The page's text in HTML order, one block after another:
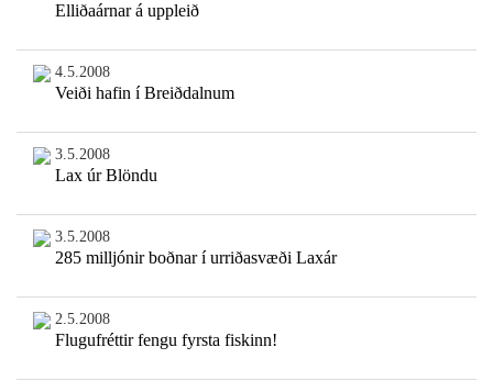
Elliðaárnar á uppleið
4.5.2008
Veiði hafin í Breiðdalnum
3.5.2008
Lax úr Blöndu
3.5.2008
285 milljónir boðnar í urriðasvæði Laxár
2.5.2008
Flugufréttir fengu fyrsta fiskinn!